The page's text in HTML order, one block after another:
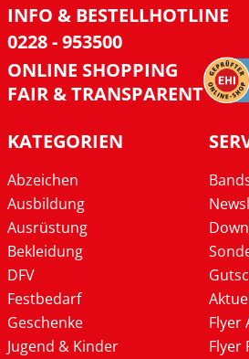
INFO & BESTELLHOTLINE
0228 - 953500
ONLINE SHOPPING
FAIR & TRANSPARENT
KATEGORIEN
Abzeichen
Ausbildung
Ausrüstung
Bekleidung
DFV
Festbedarf
Geschenke
Jugend & Kinder
Flyer
Flyer